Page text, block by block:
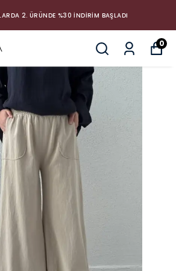
2. ÜRÜNDE %30 İNDİRİM BAŞLADI
0